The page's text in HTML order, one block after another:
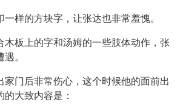
一样的方块字，让张达也非常羞愧。
木板上的字和汤姆的一些肢体动作，张
。
家门后非常伤心，这个时候他的面前出
大致内容是：